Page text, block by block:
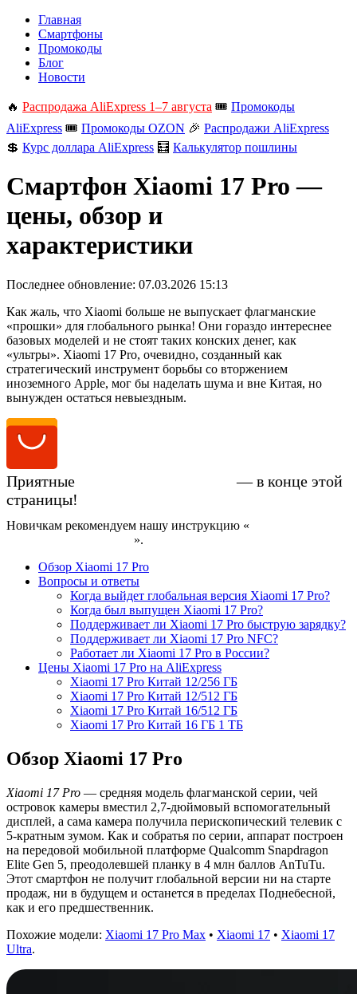
Главная
Смартфоны
Промокоды
Блог
Новости
🔥 Распродажа AliExpress 1–7 августа 🎟️ Промокоды
AliExpress 🎟️ Промокоды OZON 🎉 Распродажи AliExpress
💲 Курс доллара AliExpress 🧮 Калькулятор пошлины
Смартфон Xiaomi 17 Pro —
цены, обзор и
характеристики
Последнее обновление: 07.03.2026 15:13
Как жаль, что Xiaomi больше не выпускает флагманские
«прошки» для глобального рынка! Они гораздо интереснее
базовых моделей и не стоят таких конских денег, как
«ультры». Xiaomi 17 Pro, очевидно, созданный как
стратегический инструмент борьбы со вторжением
иноземного Apple, мог бы наделать шума и вне Китая, но
вынужден остаться невыездным.
Приятные
— в конце этой
страницы!
Новичкам рекомендуем нашу инструкцию «
».
Обзор Xiaomi 17 Pro
Вопросы и ответы
Когда выйдет глобальная версия Xiaomi 17 Pro?
Когда был выпущен Xiaomi 17 Pro?
Поддерживает ли Xiaomi 17 Pro быструю зарядку?
Поддерживает ли Xiaomi 17 Pro NFC?
Работает ли Xiaomi 17 Pro в России?
Цены Xiaomi 17 Pro на AliExpress
Xiaomi 17 Pro Китай 12/256 ГБ
Xiaomi 17 Pro Китай 12/512 ГБ
Xiaomi 17 Pro Китай 16/512 ГБ
Xiaomi 17 Pro Китай 16 ГБ 1 ТБ
Обзор Xiaomi 17 Pro
Xiaomi 17 Pro — средняя модель флагманской серии, чей
островок камеры вместил 2,7-дюймовый вспомогательный
дисплей, а сама камера получила перископический телевик с
5-кратным зумом. Как и собратья по серии, аппарат построен
на передовой мобильной платформе Qualcomm Snapdragon
Elite Gen 5, преодолевшей планку в 4 млн баллов AnTuTu.
Этот смартфон не получит глобальной версии ни на старте
продаж, ни в будущем и останется в пределах Поднебесной,
как и его предшественник.
Похожие модели: Xiaomi 17 Pro Max • Xiaomi 17 • Xiaomi 17
Ultra.